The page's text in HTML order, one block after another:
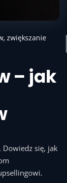
, zwiększanie
– jak
się, jak